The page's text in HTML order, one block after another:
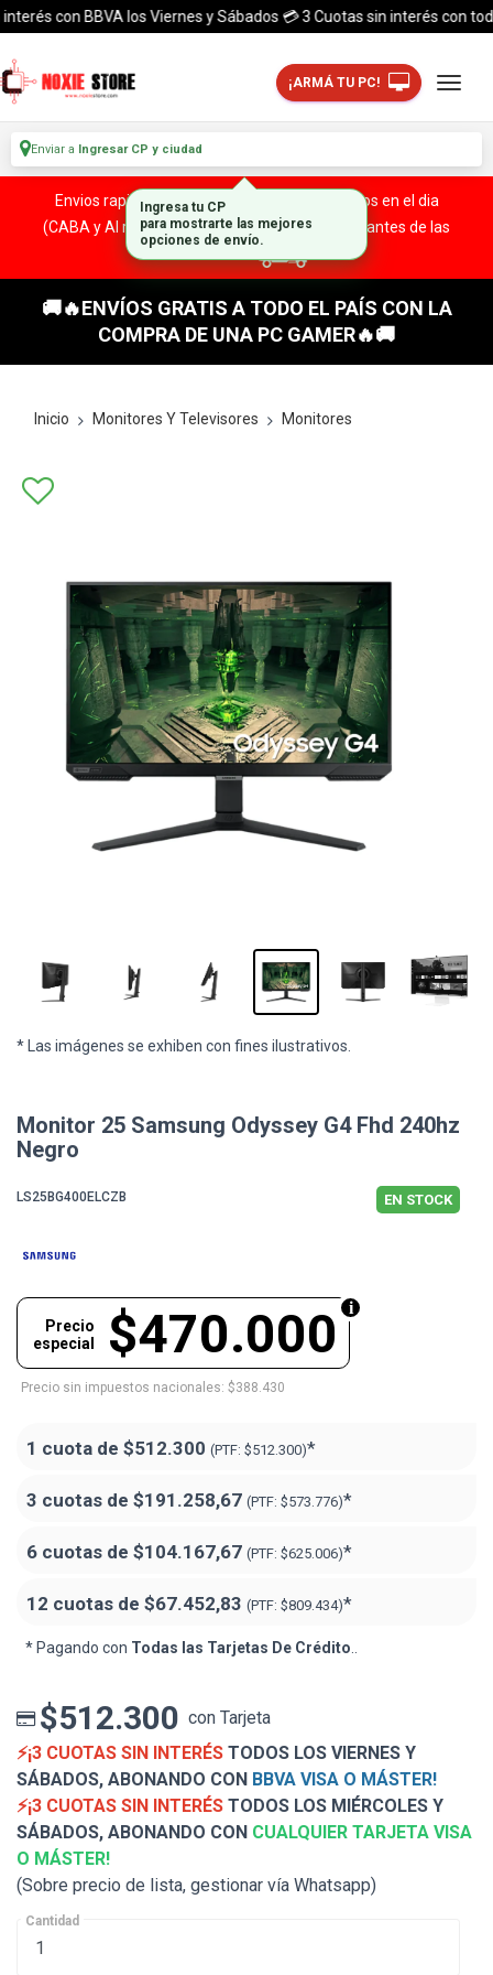
con BBVA los Viernes y Sábados 💳 3 Cuotas sin interés con
¡ARMÁ TU PC!
Enviar a Ingresar CP y ciudad
Envios rapidos y seguros a todo el pais. ¡ Envios en el dia
(CABA y Al rededores) Acreditando tu compra antes de las
🚚🔥ENVÍOS GRATIS A TODO EL PAÍS CON LA
COMPRA DE UNA PC GAMER🔥🚚
Inicio Monitores Y Televisores Monitores
* Las imágenes se exhiben con fines ilustrativos.
Monitor 25 Samsung Odyssey G4 Fhd 240hz
Negro
LS25BG400ELCZB EN STOCK
$470.000
Precio
especial
Precio sin impuestos nacionales: $388.430
1 cuota de $512.300 (PTF: $512.300)*
3 cuotas de $191.258,67 (PTF: $573.776)*
6 cuotas de $104.167,67 (PTF: $625.006)*
12 cuotas de $67.452,83 (PTF: $809.434)*
* Pagando con Todas las Tarjetas De Crédito
$512.300 con Tarjeta
⚡¡3 CUOTAS SIN INTERÉS TODOS LOS VIERNES Y
SÁBADOS, ABONANDO CON BBVA VISA O MÁSTER!
⚡¡3 CUOTAS SIN INTERÉS TODOS LOS MIÉRCOLES Y
SÁBADOS, ABONANDO CON CUALQUIER TARJETA VISA
O MÁSTER!
(Sobre precio de lista, gestionar vía Whatsapp)
Cantidad
Ingresa tu CP
para mostrarte las mejores
opciones de envío.